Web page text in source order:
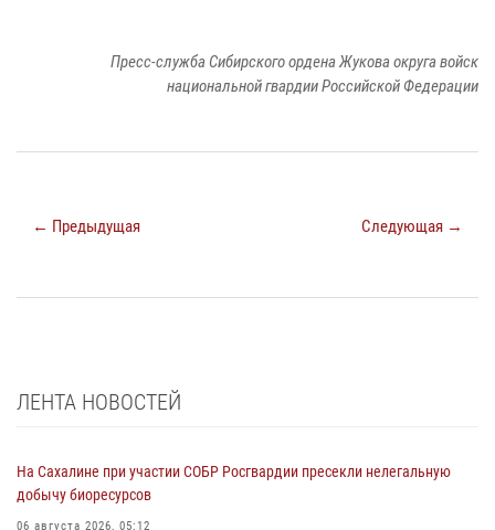
Пресс-служба Сибирского ордена Жукова округа войск
национальной гвардии Российской Федерации
← Предыдущая Следующая →
ЛЕНТА НОВОСТЕЙ
На Сахалине при участии СОБР Росгвардии пресекли нелегальную
добычу биоресурсов
06 августа 2026, 05:12